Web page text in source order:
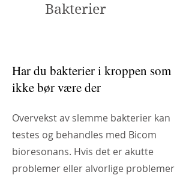
Bakterier
Har du bakterier i kroppen som
ikke bør være der
Overvekst av slemme bakterier kan
testes og behandles med Bicom
bioresonans. Hvis det er akutte
problemer eller alvorlige problemer